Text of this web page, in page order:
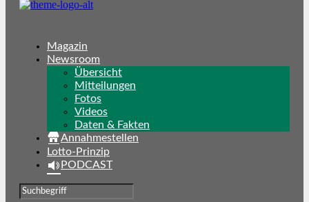
Magazin
Newsroom
Übersicht
Mitteilungen
Fotos
Videos
Daten & Fakten
Annahmestellen
Lotto-Prinzip
PODCAST